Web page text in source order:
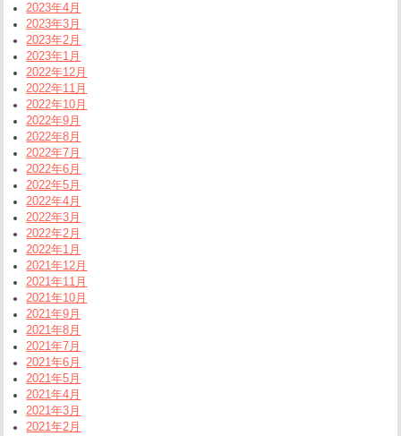
2023年4月
2023年3月
2023年2月
2023年1月
2022年12月
2022年11月
2022年10月
2022年9月
2022年8月
2022年7月
2022年6月
2022年5月
2022年4月
2022年3月
2022年2月
2022年1月
2021年12月
2021年11月
2021年10月
2021年9月
2021年8月
2021年7月
2021年6月
2021年5月
2021年4月
2021年3月
2021年2月